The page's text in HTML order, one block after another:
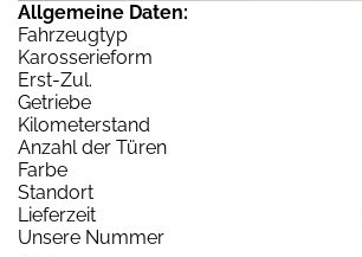
Allgemeine Daten:
Fahrzeugtyp
Karosserieform
Erst-Zul.
Getriebe
Kilometerstand
Anzahl der Türen
Farbe
Standort
Lieferzeit
Unsere Nummer